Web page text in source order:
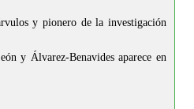
y pionero de la investigación
y Álvarez-Benavides aparece en